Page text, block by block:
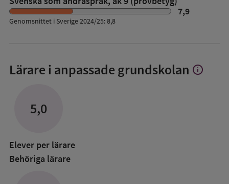
7,9
Genomsnittet i Sverige 2024/25: 8,8
Lärare i anpassade grundskolan Visa
info
5,0
Elever per lärare
Behöriga lärare